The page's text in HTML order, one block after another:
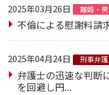
2025年03月26日 離婚・
不倫による慰謝料請
2025年04月24日 刑事弁
弁護士の迅速な判断
を回避し円...